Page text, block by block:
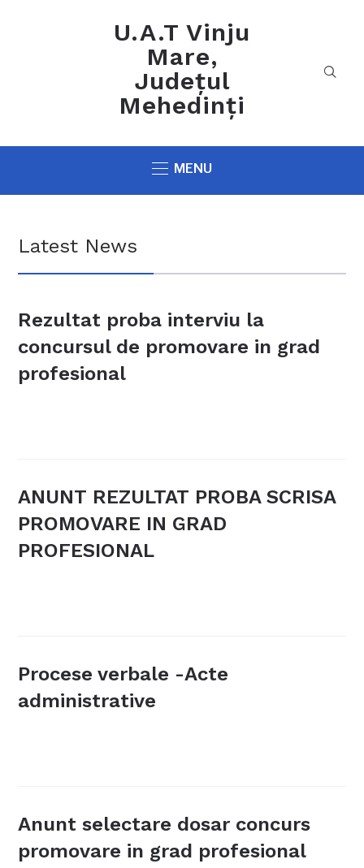
U.A.T Vinju
Mare,
Județul
Mehedinți
MENU
Latest News
Rezultat proba interviu la
concursul de promovare in grad
profesional
ANUNT REZULTAT PROBA SCRISA
PROMOVARE IN GRAD
PROFESIONAL
Procese verbale -Acte
administrative
Anunt selectare dosar concurs
promovare in grad profesional